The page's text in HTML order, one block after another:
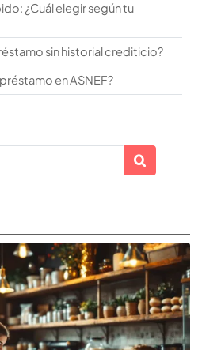
¿Cuál elegir según tu
sin historial crediticio?
en ASNEF?